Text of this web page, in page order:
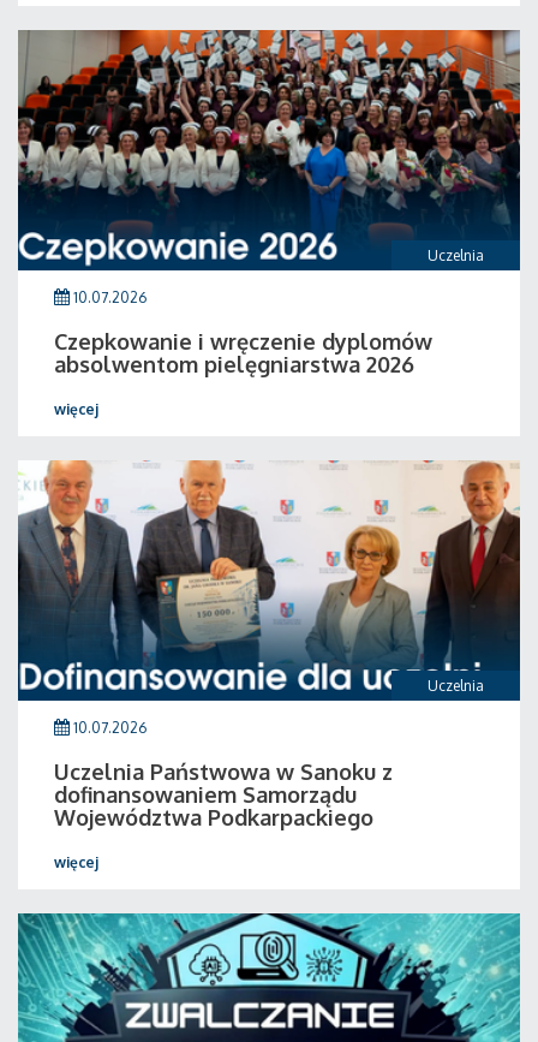
Uczelnia
10.07.2026
Czepkowanie i wręczenie dyplomów
absolwentom pielęgniarstwa 2026
więcej
Uczelnia
10.07.2026
Uczelnia Państwowa w Sanoku z
dofinansowaniem Samorządu
Województwa Podkarpackiego
więcej